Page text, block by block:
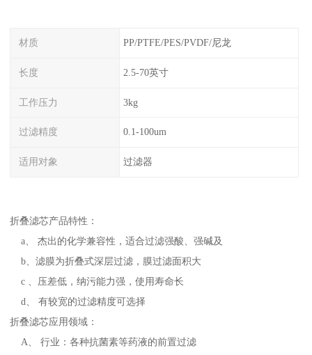
材质 PP/PTFE/PES/PVDF/尼龙
长度 2.5-70英寸
工作压力 3kg
过滤精度 0.1-100um
适用对象 过滤器
折叠滤芯产品特性：
a、 杰出的化学兼容性，适合过滤强酸、强碱及
b、滤膜为折叠式深层过滤，膜过滤面积大
c 、压差低，纳污能力强，使用寿命长
d、 有较宽的过滤精度可选择
折叠滤芯应用领域：
A、 行业：各种抗菌素等药液的前置过滤